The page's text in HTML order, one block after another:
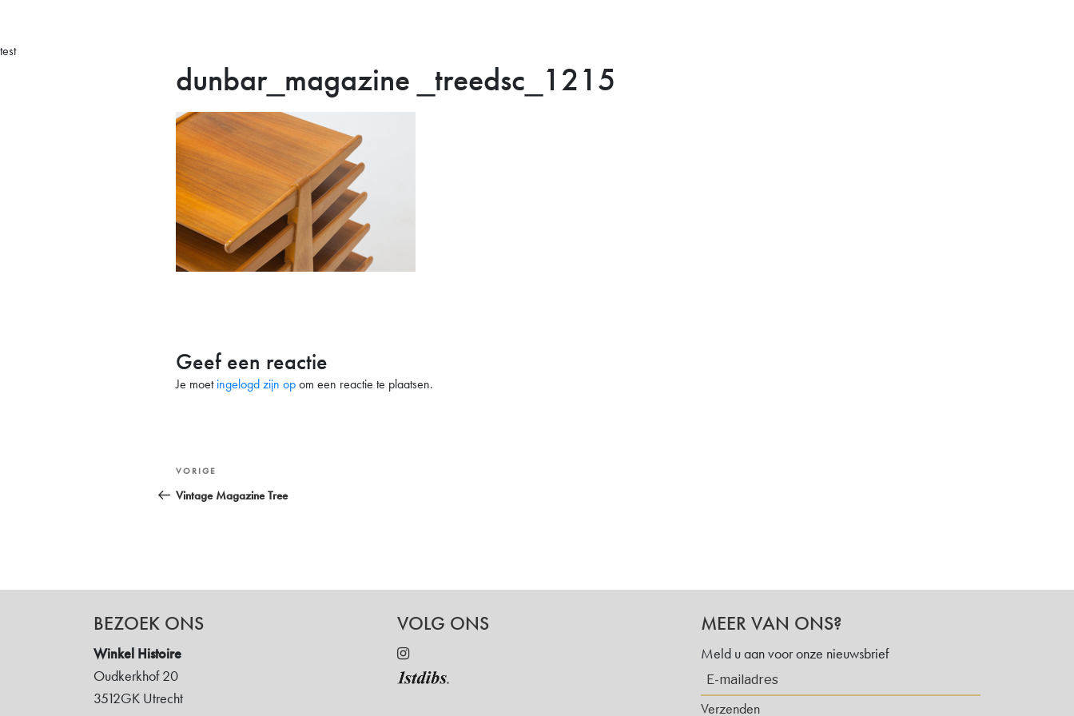
test
dunbar_magazine _treedsc_1215
Geef een reactie
Je moetingelogd zijn opom een reactie te plaatsen.
Bericht
navigatie
Vorig
bericht
VORIGE
Vintage Magazine Tree
BEZOEK ONS
Winkel Histoire
Oudkerkhof 20
3512GK Utrecht
VOLG ONS MEER VAN ONS?
Meld u aan voor onze nieuwsbrief